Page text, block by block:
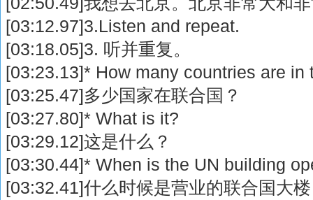
[03:12.97]3.Listen and repeat.
[03:18.05]3. 听并重复。
[03:23.13]* How many countries are in
[03:25.47]多少国家在联合国？
[03:27.80]* What is it?
[03:29.12]这是什么？
[03:30.44]* When is the UN building
[03:32.41]什么时候是营业的联合国大